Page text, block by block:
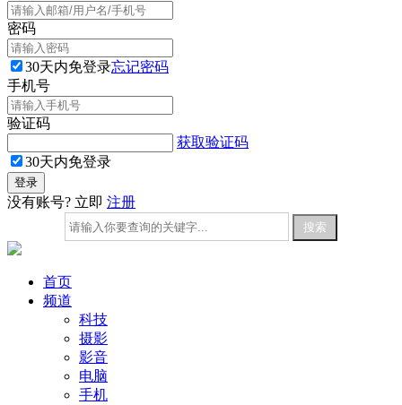
密码
30天内免登录忘记密码
手机号
验证码
获取验证码
30天内免登录
没有账号? 立即 注册
首页
频道
科技
摄影
影音
电脑
手机